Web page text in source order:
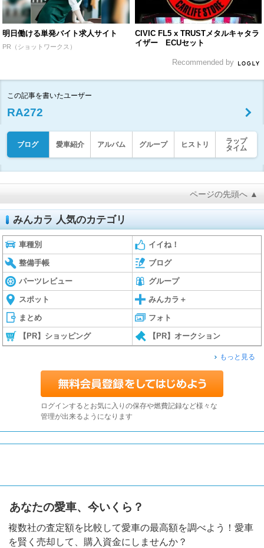
明日働ける単発バイト求人サイト
PR（ショットワークス）
CIVIC FL5 x TRUSTメタルキャタラ
イザー ECUセット
Recommended by
この記事を書いたユーザー
RA272
ブログ 愛車紹介 アルバム グループ ヒストリ
ラップ
タイム
ページの先頭へ ▲
みんカラ 人気のカテゴリ
車種別 イイね！
整備手帳 ブログ
パーツレビュー グループ
スポット みんカラ＋
まとめ フォト
【PR】ショッピング 【PR】オークション
もっと見る
ログインするとお気に入りの保存や燃費記録など様々な
管理が出来るようになります
あなたの愛車、今いくら？
複数社の査定額を比較して愛車の最高額を調べよう！愛車
を賢く売却して、購入資金にしませんか？